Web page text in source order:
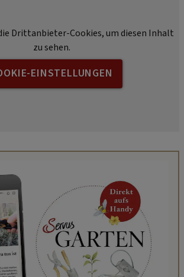
Drittanbieter-Cookies, um diesen Inhalt
zu sehen.
EINSTELLUNGEN